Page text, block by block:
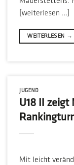
[weiterlesen …]
WEITERLESEN →
JUGEND
U18 II zeigt
Mit leicht